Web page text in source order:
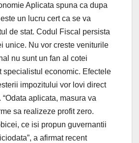
Aplicata spuna ca dupa
un lucru cert ca se va
de stat. Codul Fiscal persista
unice. Nu vor creste veniturile
nu sunt un fan al cotei
specialistul economic. Efectele
impozitului vor lovi direct
aplicata, masura va
sa realizeze profit zero.
ce isi propun guvernantii
a afirmat recent